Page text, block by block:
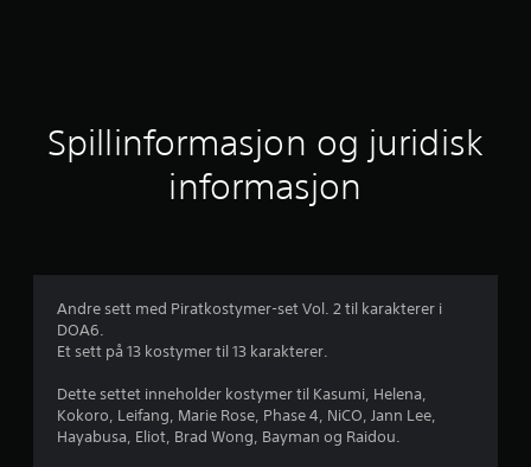
t
g
Spillinformasjon og juridisk
informasjon
Andre sett med Piratkostymer-set Vol. 2 til karakterer i
DOA6.
Et sett på 13 kostymer til 13 karakterer.
Dette settet inneholder kostymer til Kasumi, Helena,
Kokoro, Leifang, Marie Rose, Phase 4, NiCO, Jann Lee,
Hayabusa, Eliot, Brad Wong, Bayman og Raidou.